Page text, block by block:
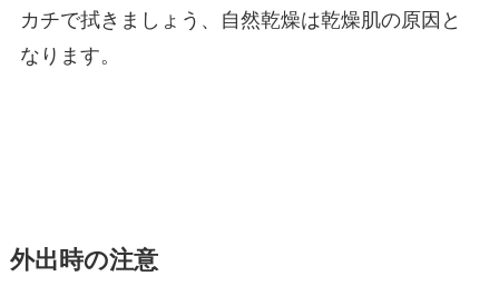
カチで拭きましょう、自然乾燥は乾燥肌の原因と
なります。
外出時の注意